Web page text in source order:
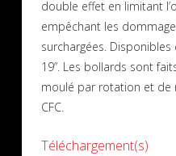
double effet en limitant
empêchant les
surchargées. Disponibles
19”. Les bollards sont
moulé par rotation et de
CFC.
Téléchargement(s)